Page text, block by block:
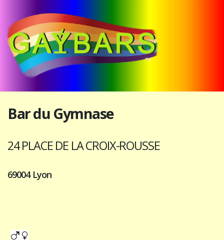
Bar du Gymnase
24 PLACE DE LA CROIX-ROUSSE
69004 Lyon